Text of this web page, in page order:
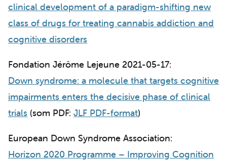
clinical development of a paradigm-shifting new
class of drugs for treating cannabis addiction and
cognitive disorders
Fondation Jérôme Lejeune 2021-05-17:
Down syndrome: a molecule that targets cognitive
impairments enters the decisive phase of clinical
trials (som PDF: JLF PDF-format)
European Down Syndrome Association:
Horizon 2020 Programme – Improving Cognition